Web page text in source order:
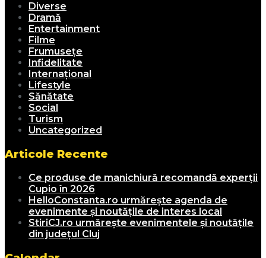
Diverse
Dramă
Entertainment
Filme
Frumusețe
Infidelitate
Internațional
Lifestyle
Sănătate
Social
Turism
Uncategorized
Articole Recente
Ce produse de manichiură recomandă experții
Cupio în 2026
HelloConstanta.ro urmărește agenda de
evenimente și noutățile de interes local
StiriCJ.ro urmărește evenimentele și noutățile
din județul Cluj